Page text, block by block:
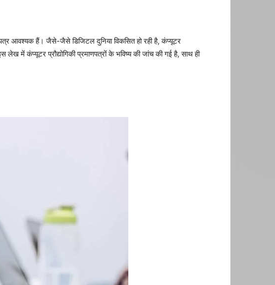
आवश्यक हैं। जैसे-जैसे डिजिटल दुनिया विकसित हो रही है, कंप्यूटर
में कंप्यूटर प्रौद्योगिकी प्रमाणपत्रों के भविष्य की जांच की गई है, साथ ही